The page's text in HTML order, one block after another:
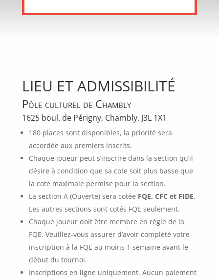
LIEU ET ADMISSIBILITÉ
Pôle culturel de Chambly
1625 boul. de Périgny, Chambly, J3L 1X1
180 places sont disponibles, la priorité sera
accordée aux premiers inscrits.
Chaque joueur peut s’inscrire dans la section qu’il
désire à condition que sa cote soit plus basse que
la cote maximale permise pour la section.
La section A (Ouverte) sera cotée FQE, CFC et FIDE.
Les autres sections sont cotés FQE seulement.
Chaque joueur doit être membre en règle de la
FQE. Veuillez-vous assurer d’avoir complété votre
inscription à la FQE au moins 1 semaine avant le
début du tournoi.
Inscriptions en ligne uniquement. Aucun paiement